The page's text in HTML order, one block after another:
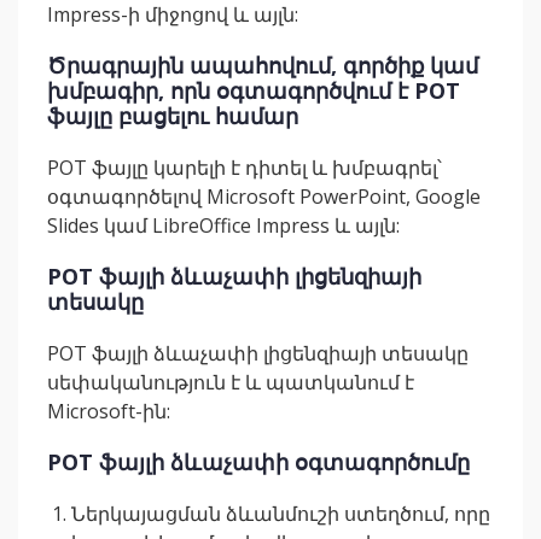
Impress-ի միջոցով և այլն:
Ծրագրային ապահովում, գործիք կամ
խմբագիր, որն օգտագործվում է POT
ֆայլը բացելու համար
POT ֆայլը կարելի է դիտել և խմբագրել՝
օգտագործելով Microsoft PowerPoint, Google
Slides կամ LibreOffice Impress և այլն:
POT ֆայլի ձևաչափի լիցենզիայի
տեսակը
POT ֆայլի ձևաչափի լիցենզիայի տեսակը
սեփականություն է և պատկանում է
Microsoft-ին:
POT ֆայլի ձևաչափի օգտագործումը
Ներկայացման ձևանմուշի ստեղծում, որը